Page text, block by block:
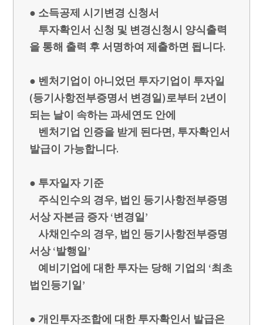
● 소득공제 시기변경 신청서
투자확인서 신청 및 변경신청시 양식출력
을 통해 출력 후 서명하여 제출하면 됩니다.
● 벤처기업이 아니었던 투자기업이 투자일
(등기사항전부증명서 변경일)로부터 2년이
되는 날이 속하는 과세연도 안에
벤처기업 인증을 받게 된다면, 투자확인서
발급이 가능합니다.
● 투자일자 기준
주식인수의 경우, 법인 등기사항전부증명
서상 자본금 증자 ‘변경일’
사채인수의 경우, 법인 등기사항전부증명
서상 ‘발행일’
예비기업에 대한 투자는 당해 기업의 ‘최초
법인등기일’
● 개인투자조합에 대한 투자확인서 발급은